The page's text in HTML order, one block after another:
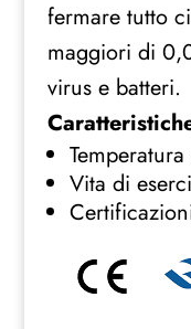
fermare tutto
maggiori di
virus e batteri.
Vita di